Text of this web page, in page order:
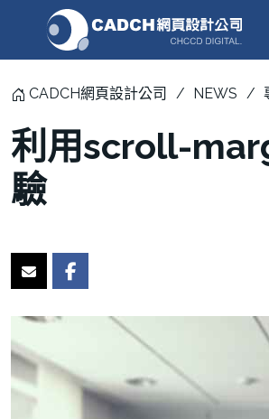
CADCH網頁設計公司 NEWS
利用scroll-
驗